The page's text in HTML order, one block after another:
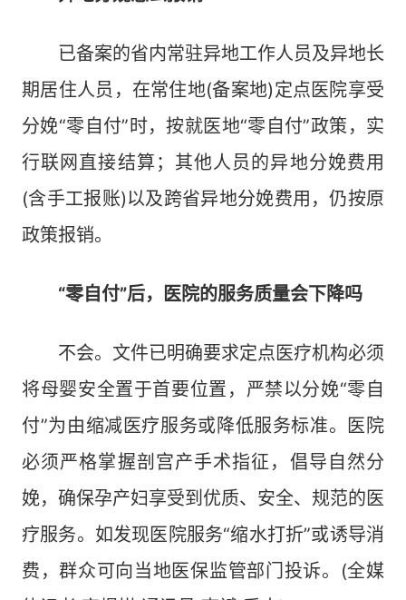
已备案的省内常驻异地工作人员及异地长
期居住人员，在常住地(备案地)定点医院享受
分娩“零自付”时，按就医地“零自付”政策，实
行联网直接结算；其他人员的异地分娩费用
(含手工报账)以及跨省异地分娩费用，仍按原
政策报销。
“零自付”后，医院的服务质量会下降吗
不会。文件已明确要求定点医疗机构必须
将母婴安全置于首要位置，严禁以分娩“零自
付”为由缩减医疗服务或降低服务标准。医院
必须严格掌握剖宫产手术指征，倡导自然分
娩，确保孕产妇享受到优质、安全、规范的医
疗服务。如发现医院服务“缩水打折”或诱导消
费，群众可向当地医保监管部门投诉。(全媒